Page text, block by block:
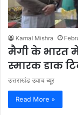
Kamal Mishra
मैगी के भारत
स्मारक डाक
उत्तराखंड उवाच ब्यूर
Read More »